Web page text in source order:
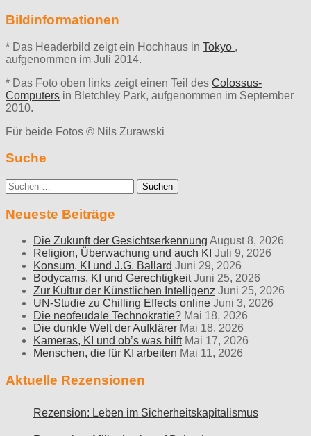
Bildinformationen
* Das Headerbild zeigt ein Hochhaus in Tokyo ,
aufgenommen im Juli 2014.
* Das Foto oben links zeigt einen Teil des Colossus-
Computers in Bletchley Park, aufgenommen im September
2010.
Für beide Fotos © Nils Zurawski
Suche
Suche
nach:
Neueste Beiträge
Die Zukunft der Gesichtserkennung August 8, 2026
Religion, Überwachung und auch KI Juli 9, 2026
Konsum, KI und J.G. Ballard Juni 29, 2026
Bodycams, KI und Gerechtigkeit Juni 25, 2026
Zur Kultur der Künstlichen Intelligenz Juni 25, 2026
UN-Studie zu Chilling Effects online Juni 3, 2026
Die neofeudale Technokratie? Mai 18, 2026
Die dunkle Welt der Aufklärer Mai 18, 2026
Kameras, KI und ob’s was hilft Mai 17, 2026
Menschen, die für KI arbeiten Mai 11, 2026
Aktuelle Rezensionen
Rezension: Leben im Sicherheitskapitalismus